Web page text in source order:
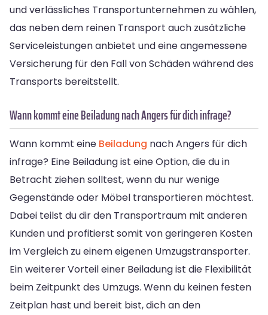
und verlässliches Transportunternehmen zu wählen,
das neben dem reinen Transport auch zusätzliche
Serviceleistungen anbietet und eine angemessene
Versicherung für den Fall von Schäden während des
Transports bereitstellt.
Wann kommt eine Beiladung nach Angers für dich infrage?
Wann kommt eine Beiladung nach Angers für dich
infrage? Eine Beiladung ist eine Option, die du in
Betracht ziehen solltest, wenn du nur wenige
Gegenstände oder Möbel transportieren möchtest.
Dabei teilst du dir den Transportraum mit anderen
Kunden und profitierst somit von geringeren Kosten
im Vergleich zu einem eigenen Umzugstransporter.
Ein weiterer Vorteil einer Beiladung ist die Flexibilität
beim Zeitpunkt des Umzugs. Wenn du keinen festen
Zeitplan hast und bereit bist, dich an den